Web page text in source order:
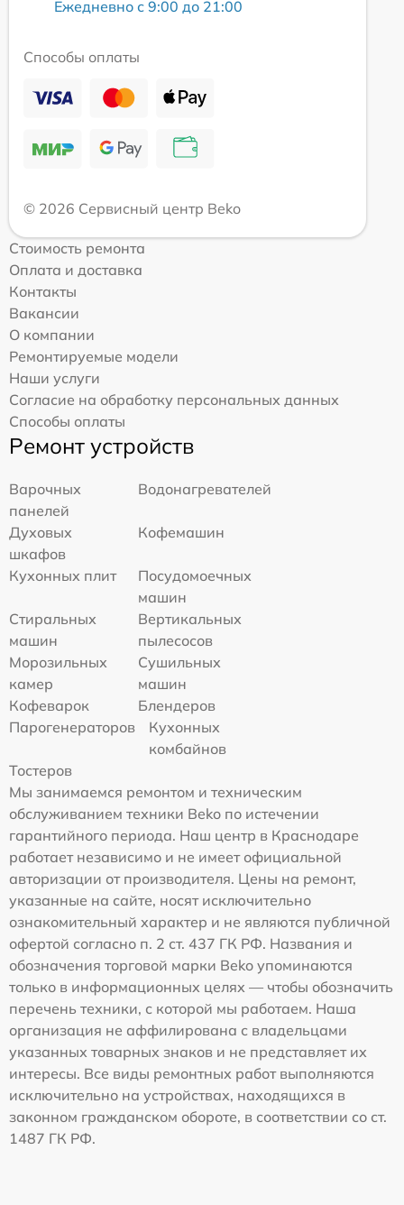
Ежедневно с 9:00 до 21:00
Способы оплаты
© 2026 Сервисный центр Beko
Стоимость ремонта
Оплата и доставка
Контакты
Вакансии
О компании
Ремонтируемые модели
Наши услуги
Согласие на обработку персональных данных
Способы оплаты
Ремонт устройств
Варочных
панелей
Водонагревателей
Духовых
шкафов
Кофемашин
Кухонных плит
Посудомоечных
машин
Стиральных
машин
Вертикальных
пылесосов
Морозильных
камер
Сушильных
машин
Кофеварок
Блендеров
Парогенераторов
Кухонных
комбайнов
Тостеров
Мы занимаемся ремонтом и техническим
обслуживанием техники Beko по истечении
гарантийного периода. Наш центр в Краснодаре
работает независимо и не имеет официальной
авторизации от производителя. Цены на ремонт,
указанные на сайте, носят исключительно
ознакомительный характер и не являются публичной
офертой согласно п. 2 ст. 437 ГК РФ. Названия и
обозначения торговой марки Beko упоминаются
только в информационных целях — чтобы обозначить
перечень техники, с которой мы работаем. Наша
организация не аффилирована с владельцами
указанных товарных знаков и не представляет их
интересы. Все виды ремонтных работ выполняются
исключительно на устройствах, находящихся в
законном гражданском обороте, в соответствии со ст.
1487 ГК РФ.